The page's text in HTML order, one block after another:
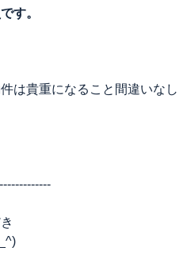
す。
は貴重になること間違いなし